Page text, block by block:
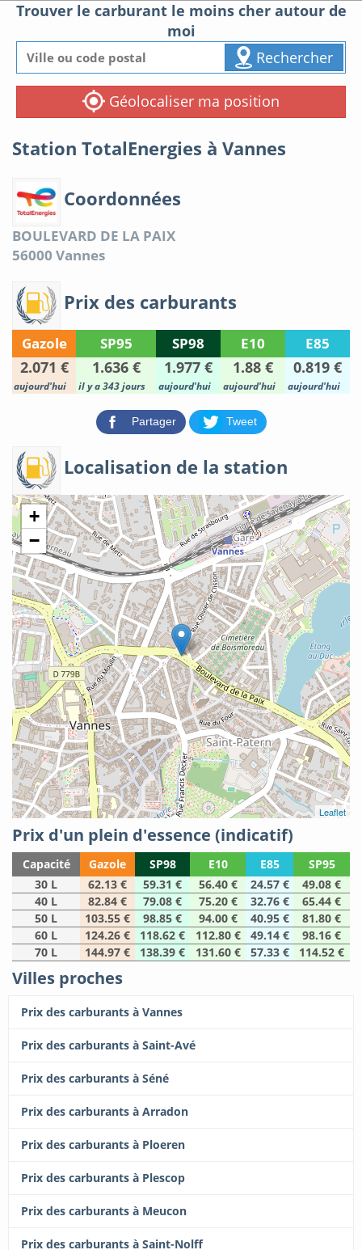
Trouver le carburant le moins cher autour de
moi
Rechercher
Géolocaliser ma position
Station TotalEnergies à Vannes
Coordonnées
BOULEVARD DE LA PAIX
56000 Vannes
Prix des carburants
Gazole SP95 SP98 E10 E85
2.071 € 1.636 € 1.977 € 1.88 € 0.819 €
aujourd'hui il y a 343 jours aujourd'hui aujourd'hui aujourd'hui
Partager Tweet
Localisation de la station
+
−
Leaflet
Prix d'un plein d'essence (indicatif)
Capacité Gazole SP98 E10 E85
SP95
30 L
62.13 € 59.31 € 56.40 € 24.57 €
49.08 €
40 L
82.84 € 79.08 € 75.20 € 32.76 €
65.44 €
50 L
103.55 € 98.85 € 94.00 € 40.95 €
81.80 €
60 L
124.26 € 118.62 € 112.80 € 49.14 €
98.16 €
70 L
144.97 € 138.39 € 131.60 € 57.33 € 114.52 €
Villes proches
Prix des carburants à Vannes
Prix des carburants à Saint-Avé
Prix des carburants à Séné
Prix des carburants à Arradon
Prix des carburants à Ploeren
Prix des carburants à Plescop
Prix des carburants à Meucon
Prix des carburants à Saint-Nolff